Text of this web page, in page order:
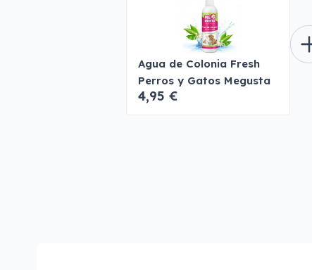
Agua de Colonia Fresh
Perros y Gatos Megusta
4,95 €